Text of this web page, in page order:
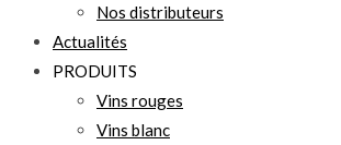
Nos distributeurs
Actualités
PRODUITS
Vins rouges
Vins blanc